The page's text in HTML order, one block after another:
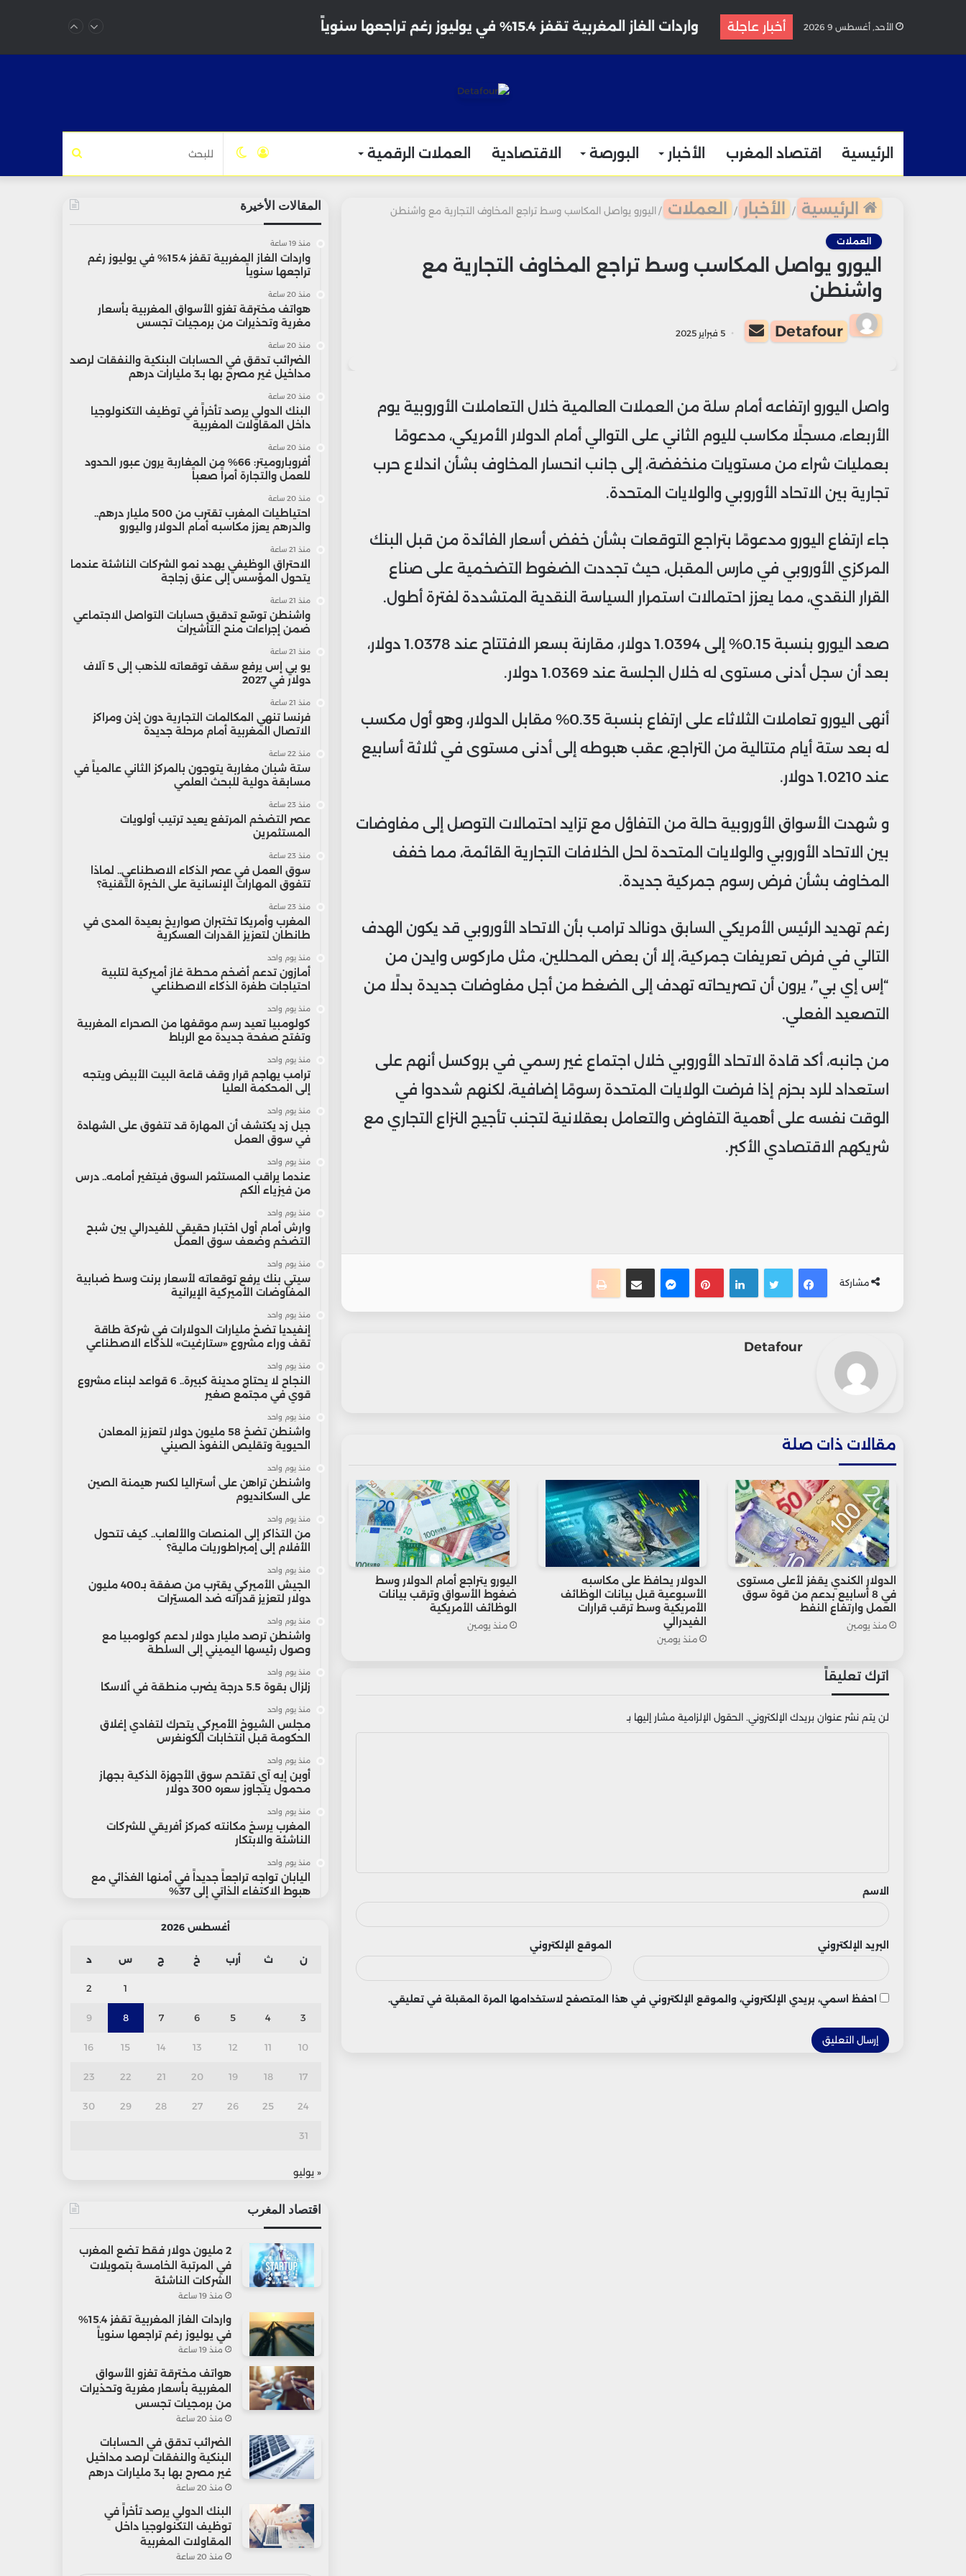
الأحد, أغسطس 9 2026 أخبار عاجلة واردات الغاز المغربية تقفز 15.4% في يوليوز رغم تراجعها سنوياً
الرئيسية اقتصاد المغرب الأخبار البورصة الاقتصادية العملات الرقمية للبحث الوضعتسجيل
الرئيسية / الأخبار / العملات / اليورو يواصل المكاسب وسط تراجع المخاوف التجارية مع واشنطن
العملات
اليورو يواصل المكاسب وسط تراجع المخاوف التجارية مع
واشنطن
Detafour
أرسل
بريدا
5 فبراير 2025
واصل اليورو ارتفاعه أمام سلة من العملات العالمية خلال التعاملات الأوروبية يوم
الأربعاء، مسجلًا مكاسب لليوم الثاني على التوالي أمام الدولار الأمريكي، مدعومًا
بعمليات شراء من مستويات منخفضة، إلى جانب انحسار المخاوف بشأن اندلاع حرب
تجارية بين الاتحاد الأوروبي والولايات المتحدة.
جاء ارتفاع اليورو مدعومًا بتراجع التوقعات بشأن خفض أسعار الفائدة من قبل البنك
المركزي الأوروبي في مارس المقبل، حيث تجددت الضغوط التضخمية على صناع
القرار النقدي، مما يعزز احتمالات استمرار السياسة النقدية المتشددة لفترة أطول.
صعد اليورو بنسبة 0.15% إلى 1.0394 دولار، مقارنة بسعر الافتتاح عند 1.0378 دولار،
بعد أن سجل أدنى مستوى له خلال الجلسة عند 1.0369 دولار.
أنهى اليورو تعاملات الثلاثاء على ارتفاع بنسبة 0.35% مقابل الدولار، وهو أول مكسب
له بعد ستة أيام متتالية من التراجع، عقب هبوطه إلى أدنى مستوى في ثلاثة أسابيع
عند 1.0210 دولار.
و شهدت الأسواق الأوروبية حالة من التفاؤل مع تزايد احتمالات التوصل إلى مفاوضات
بين الاتحاد الأوروبي والولايات المتحدة لحل الخلافات التجارية القائمة، مما خفف
المخاوف بشأن فرض رسوم جمركية جديدة.
رغم تهديد الرئيس الأمريكي السابق دونالد ترامب بأن الاتحاد الأوروبي قد يكون الهدف
التالي في فرض تعريفات جمركية، إلا أن بعض المحللين، مثل ماركوس وايدن من
“إس إي بي”، يرون أن تصريحاته تهدف إلى الضغط من أجل مفاوضات جديدة بدلًا من
التصعيد الفعلي.
من جانبه، أكد قادة الاتحاد الأوروبي خلال اجتماع غير رسمي في بروكسل أنهم على
استعداد للرد بحزم إذا فرضت الولايات المتحدة رسومًا إضافية، لكنهم شددوا في
الوقت نفسه على أهمية التفاوض والتعامل بعقلانية لتجنب تأجيج النزاع التجاري مع
شريكهم الاقتصادي الأكبر.
مشاركة
فيسبوك
تويتر لينكدإنبينتيريست
ماسنجرمشاركة عبر البريدطباعة
Detafour
مقالات ذات صلة
الدولار الكندي يقفز لأعلى مستوى
في 8 أسابيع بدعم من قوة سوق
العمل وارتفاع النفط
منذ يومين
الدولار يحافظ على مكاسبه
الأسبوعية قبل بيانات الوظائف
الأمريكية وسط ترقب قرارات
الفيدرالي
منذ يومين
اليورو يتراجع أمام الدولار وسط
ضغوط الأسواق وترقب بيانات
الوظائف الأمريكية
منذ يومين
اترك تعليقاً
لن يتم نشر عنوان بريدك الإلكتروني. الحقول الإلزامية مشار إليها بـ
ق
الاسم
البريد الإلكتروني الموقع الإلكتروني
احفظ اسمي، بريدي الإلكتروني، والموقع الإلكتروني في هذا المتصفح لاستخدامها المرة المقبلة في تعليقي.
المقالات الأخيرة
منذ 19 ساعة
واردات الغاز المغربية تقفز 15.4% في يوليوز رغم
تراجعها سنوياً
منذ 20 ساعة
هواتف مخترقة تغزو الأسواق المغربية بأسعار
مغرية وتحذيرات من برمجيات تجسس
منذ 20 ساعة
الضرائب تدقق في الحسابات البنكية والنفقات لرصد
مداخيل غير مصرح بها بـ3 مليارات درهم
منذ 20 ساعة
البنك الدولي يرصد تأخراً في توظيف التكنولوجيا
داخل المقاولات المغربية
منذ 20 ساعة
أفروباروميتر: 66% من المغاربة يرون عبور الحدود
للعمل والتجارة أمراً صعباً
منذ 20 ساعة
احتياطيات المغرب تقترب من 500 مليار درهم..
والدرهم يعزز مكاسبه أمام الدولار واليورو
منذ 21 ساعة
الاحتراق الوظيفي يهدد نمو الشركات الناشئة عندما
يتحول المؤسس إلى عنق زجاجة
منذ 21 ساعة
واشنطن توسّع تدقيق حسابات التواصل الاجتماعي
ضمن إجراءات منح التأشيرات
منذ 21 ساعة
يو بي إس يرفع سقف توقعاته للذهب إلى 5 آلاف
دولار في 2027
منذ 21 ساعة
فرنسا تنهي المكالمات التجارية دون إذن ومراكز
الاتصال المغربية أمام مرحلة جديدة
منذ 22 ساعة
ستة شبان مغاربة يتوجون بالمركز الثاني عالمياً في
مسابقة دولية للبحث العلمي
منذ 23 ساعة
عصر التضخم المرتفع يعيد ترتيب أولويات
المستثمرين
منذ 23 ساعة
سوق العمل في عصر الذكاء الاصطناعي.. لماذا
تتفوق المهارات الإنسانية على الخبرة التقنية؟
منذ 23 ساعة
المغرب وأمريكا تختبران صواريخ بعيدة المدى في
طانطان لتعزيز القدرات العسكرية
منذ يوم واحد
أمازون تدعم أضخم محطة غاز أميركية لتلبية
احتياجات طفرة الذكاء الاصطناعي
منذ يوم واحد
كولومبيا تعيد رسم موقفها من الصحراء المغربية
وتفتح صفحة جديدة مع الرباط
منذ يوم واحد
ترامب يهاجم قرار وقف قاعة البيت الأبيض ويتجه
إلى المحكمة العليا
منذ يوم واحد
جيل زد يكتشف أن المهارة قد تتفوق على الشهادة
في سوق العمل
منذ يوم واحد
عندما يراقب المستثمر السوق فيتغير أمامه.. درس
من فيزياء الكم
منذ يوم واحد
وارش أمام أول اختبار حقيقي للفيدرالي بين شبح
التضخم وضعف سوق العمل
منذ يوم واحد
سيتي بنك يرفع توقعاته لأسعار برنت وسط ضبابية
المفاوضات الأميركية الإيرانية
منذ يوم واحد
إنفيديا تضخ مليارات الدولارات في شركة طاقة
تقف وراء مشروع «ستارغيت» للذكاء الاصطناعي
منذ يوم واحد
النجاح لا يحتاج مدينة كبيرة.. 6 قواعد لبناء مشروع
قوي في مجتمع صغير
منذ يوم واحد
واشنطن تضخ 58 مليون دولار لتعزيز المعادن
الحيوية وتقليص النفوذ الصيني
منذ يوم واحد
واشنطن تراهن على أستراليا لكسر هيمنة الصين
على السكانديوم
منذ يوم واحد
من التذاكر إلى المنصات والألعاب.. كيف تتحول
الأفلام إلى إمبراطوريات مالية؟
منذ يوم واحد
الجيش الأميركي يقترب من صفقة بـ400 مليون
دولار لتعزيز قدراته ضد المسيّرات
منذ يوم واحد
واشنطن ترصد مليار دولار لدعم كولومبيا مع
وصول رئيسها اليميني إلى السلطة
منذ يوم واحد
زلزال بقوة 5.5 درجة يضرب منطقة في ألاسكا
منذ يوم واحد
مجلس الشيوخ الأميركي يتحرك لتفادي إغلاق
الحكومة قبل انتخابات الكونغرس
منذ يوم واحد
أوبن إيه آي تقتحم سوق الأجهزة الذكية بجهاز
محمول يتجاوز سعره 300 دولار
منذ يوم واحد
المغرب يرسخ مكانته كمركز أفريقي للشركات
الناشئة والابتكار
منذ يوم واحد
اليابان تواجه تراجعاً جديداً في أمنها الغذائي مع
هبوط الاكتفاء الذاتي إلى 37%
أغسطس 2026
ن ث أرب خ ج س د
1
2
3
4
5
6
7
8
9
10
11
12
13
14
15
16
17
18
19
20
21
22
23
24
25
26
27
28
29
30
31
« يوليو
اقتصاد المغرب
2 مليون دولار فقط تضع المغرب
في المرتبة الخامسة بتمويلات
الشركات الناشئة
منذ 19 ساعة
واردات الغاز المغربية تقفز 15.4%
في يوليوز رغم تراجعها سنوياً
منذ 19 ساعة
هواتف مخترقة تغزو الأسواق
المغربية بأسعار مغرية وتحذيرات
من برمجيات تجسس
منذ 20 ساعة
الضرائب تدقق في الحسابات
البنكية والنفقات لرصد مداخيل
غير مصرح بها بـ3 مليارات درهم
منذ 20 ساعة
البنك الدولي يرصد تأخراً في
توظيف التكنولوجيا داخل
المقاولات المغربية
منذ 20 ساعة